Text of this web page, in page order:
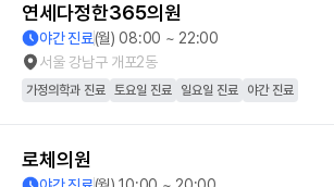
연세다정한365의원
야간 진료(월) 08:00 ~ 22:00
서울 강남구 개포2동
가정의학과 진료 토요일 진료 일요일 진료 야간 진료
로체의원